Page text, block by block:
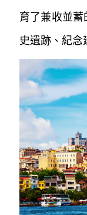
育了兼收並
史遺跡、紀念